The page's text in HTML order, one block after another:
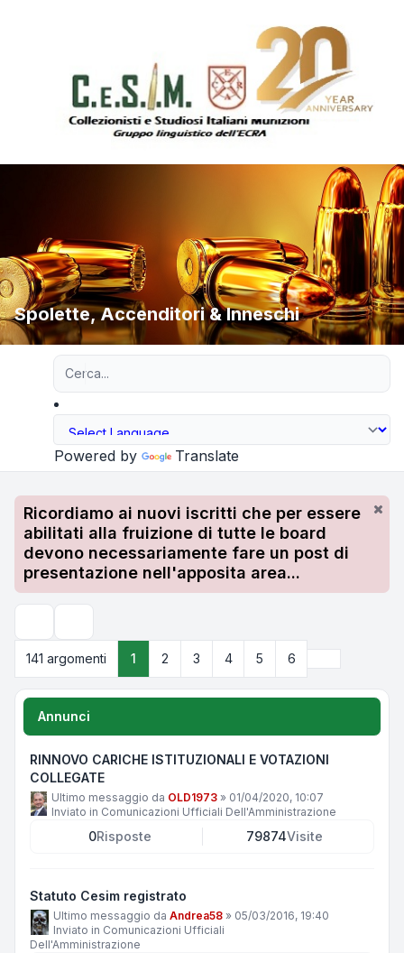
Spolette, Accenditori & Inneschi
Powered by Translate
Ricordiamo ai nuovi iscritti che per essere
abilitati alla fruizione di tutte le board
devono necessariamente fare un post di
presentazione nell'apposita area...
141 argomenti
1 2 3 4 5 6
Annunci
RINNOVO CARICHE ISTITUZIONALI E VOTAZIONI
COLLEGATE
Ultimo messaggio da OLD1973 » 01/04/2020, 10:07
Inviato in Comunicazioni Ufficiali Dell'Amministrazione
0Risposte 79874Visite
Statuto Cesim registrato
Ultimo messaggio da Andrea58 » 05/03/2016, 19:40
Inviato in Comunicazioni Ufficiali
Dell'Amministrazione